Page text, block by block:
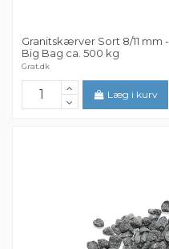
Granitskærver Sort 8/11 mm -
Big Bag ca. 500 kg
Grat.dk
Læg i kurv